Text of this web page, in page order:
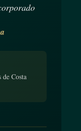
Costa